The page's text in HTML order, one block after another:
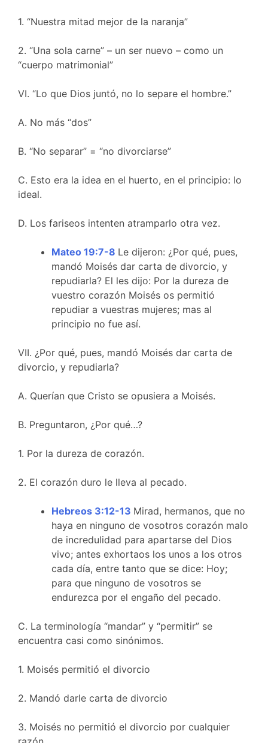
1. “Nuestra mitad mejor de la naranja”
2. “Una sola carne” – un ser nuevo – como un
“cuerpo matrimonial”
VI. “Lo que Dios juntó, no lo separe el hombre.”
A. No más “dos”
B. “No separar” = “no divorciarse”
C. Esto era la idea en el huerto, en el principio: lo
ideal.
D. Los fariseos intenten atramparlo otra vez.
Mateo 19:7-8 Le dijeron: ¿Por qué, pues,
mandó Moisés dar carta de divorcio, y
repudiarla? El les dijo: Por la dureza de
vuestro corazón Moisés os permitió
repudiar a vuestras mujeres; mas al
principio no fue así.
VII. ¿Por qué, pues, mandó Moisés dar carta de
divorcio, y repudiarla?
A. Querían que Cristo se opusiera a Moisés.
B. Preguntaron, ¿Por qué…?
1. Por la dureza de corazón.
2. El corazón duro le lleva al pecado.
Hebreos 3:12-13 Mirad, hermanos, que no
haya en ninguno de vosotros corazón malo
de incredulidad para apartarse del Dios
vivo; antes exhortaos los unos a los otros
cada día, entre tanto que se dice: Hoy;
para que ninguno de vosotros se
endurezca por el engaño del pecado.
C. La terminología “mandar” y “permitir” se
encuentra casi como sinónimos.
1. Moisés permitió el divorcio
2. Mandó darle carta de divorcio
3. Moisés no permitió el divorcio por cualquier